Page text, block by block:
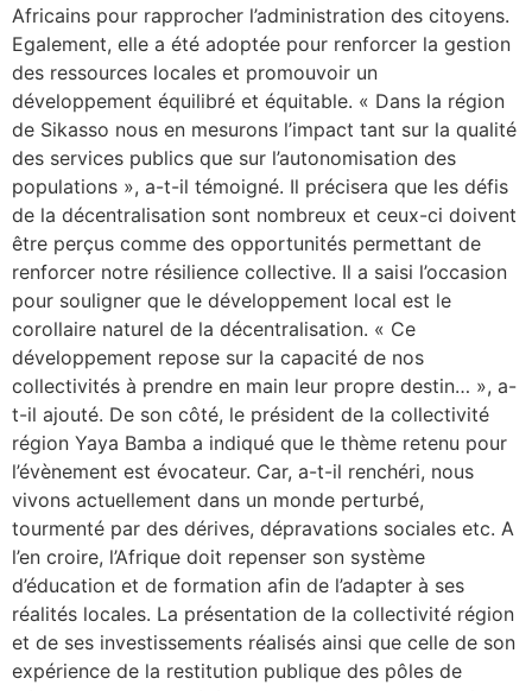
Africains pour rapprocher l’administration des citoyens.
Egalement, elle a été adoptée pour renforcer la gestion
des ressources locales et promouvoir un
développement équilibré et équitable. « Dans la région
de Sikasso nous en mesurons l’impact tant sur la qualité
des services publics que sur l’autonomisation des
populations », a-t-il témoigné. Il précisera que les défis
de la décentralisation sont nombreux et ceux-ci doivent
être perçus comme des opportunités permettant de
renforcer notre résilience collective. Il a saisi l’occasion
pour souligner que le développement local est le
corollaire naturel de la décentralisation. « Ce
développement repose sur la capacité de nos
collectivités à prendre en main leur propre destin… », a-
t-il ajouté. De son côté, le président de la collectivité
région Yaya Bamba a indiqué que le thème retenu pour
l’évènement est évocateur. Car, a-t-il renchéri, nous
vivons actuellement dans un monde perturbé,
tourmenté par des dérives, dépravations sociales etc. A
l’en croire, l’Afrique doit repenser son système
d’éducation et de formation afin de l’adapter à ses
réalités locales. La présentation de la collectivité région
et de ses investissements réalisés ainsi que celle de son
expérience de la restitution publique des pôles de